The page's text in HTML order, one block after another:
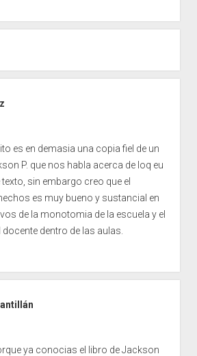
es en demasia una copia fiel de un
P. que nos habla acerca de loq eu
sin embargo creo que el
es muy bueno y sustancial en
de la monotomia de la escuela y el
docente dentro de las aulas.
ya conocias el libro de Jackson